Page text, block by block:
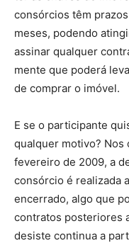
consórcios têm
meses, podendo
assinar qualquer
mente que poderá
de comprar o imóvel.
E se o participante
qualquer motivo? Nos
fevereiro de 2009, a
consórcio é realizada
encerrado, algo que
contratos posteriores
desiste continua a